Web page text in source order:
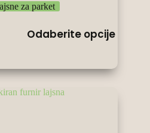
za parket
Odaberite opcije